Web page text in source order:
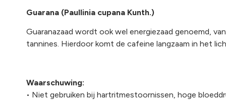
Guarana (Paullinia cupana Kunth.)
Guaranazaad wordt ook wel energiezaad genoemd,
tannines. Hierdoor komt de cafeine langzaam in het
Waarschuwing:
• Niet gebruiken bij hartritmestoornissen, hoge